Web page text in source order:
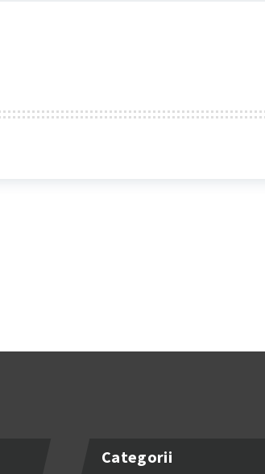
Categorii